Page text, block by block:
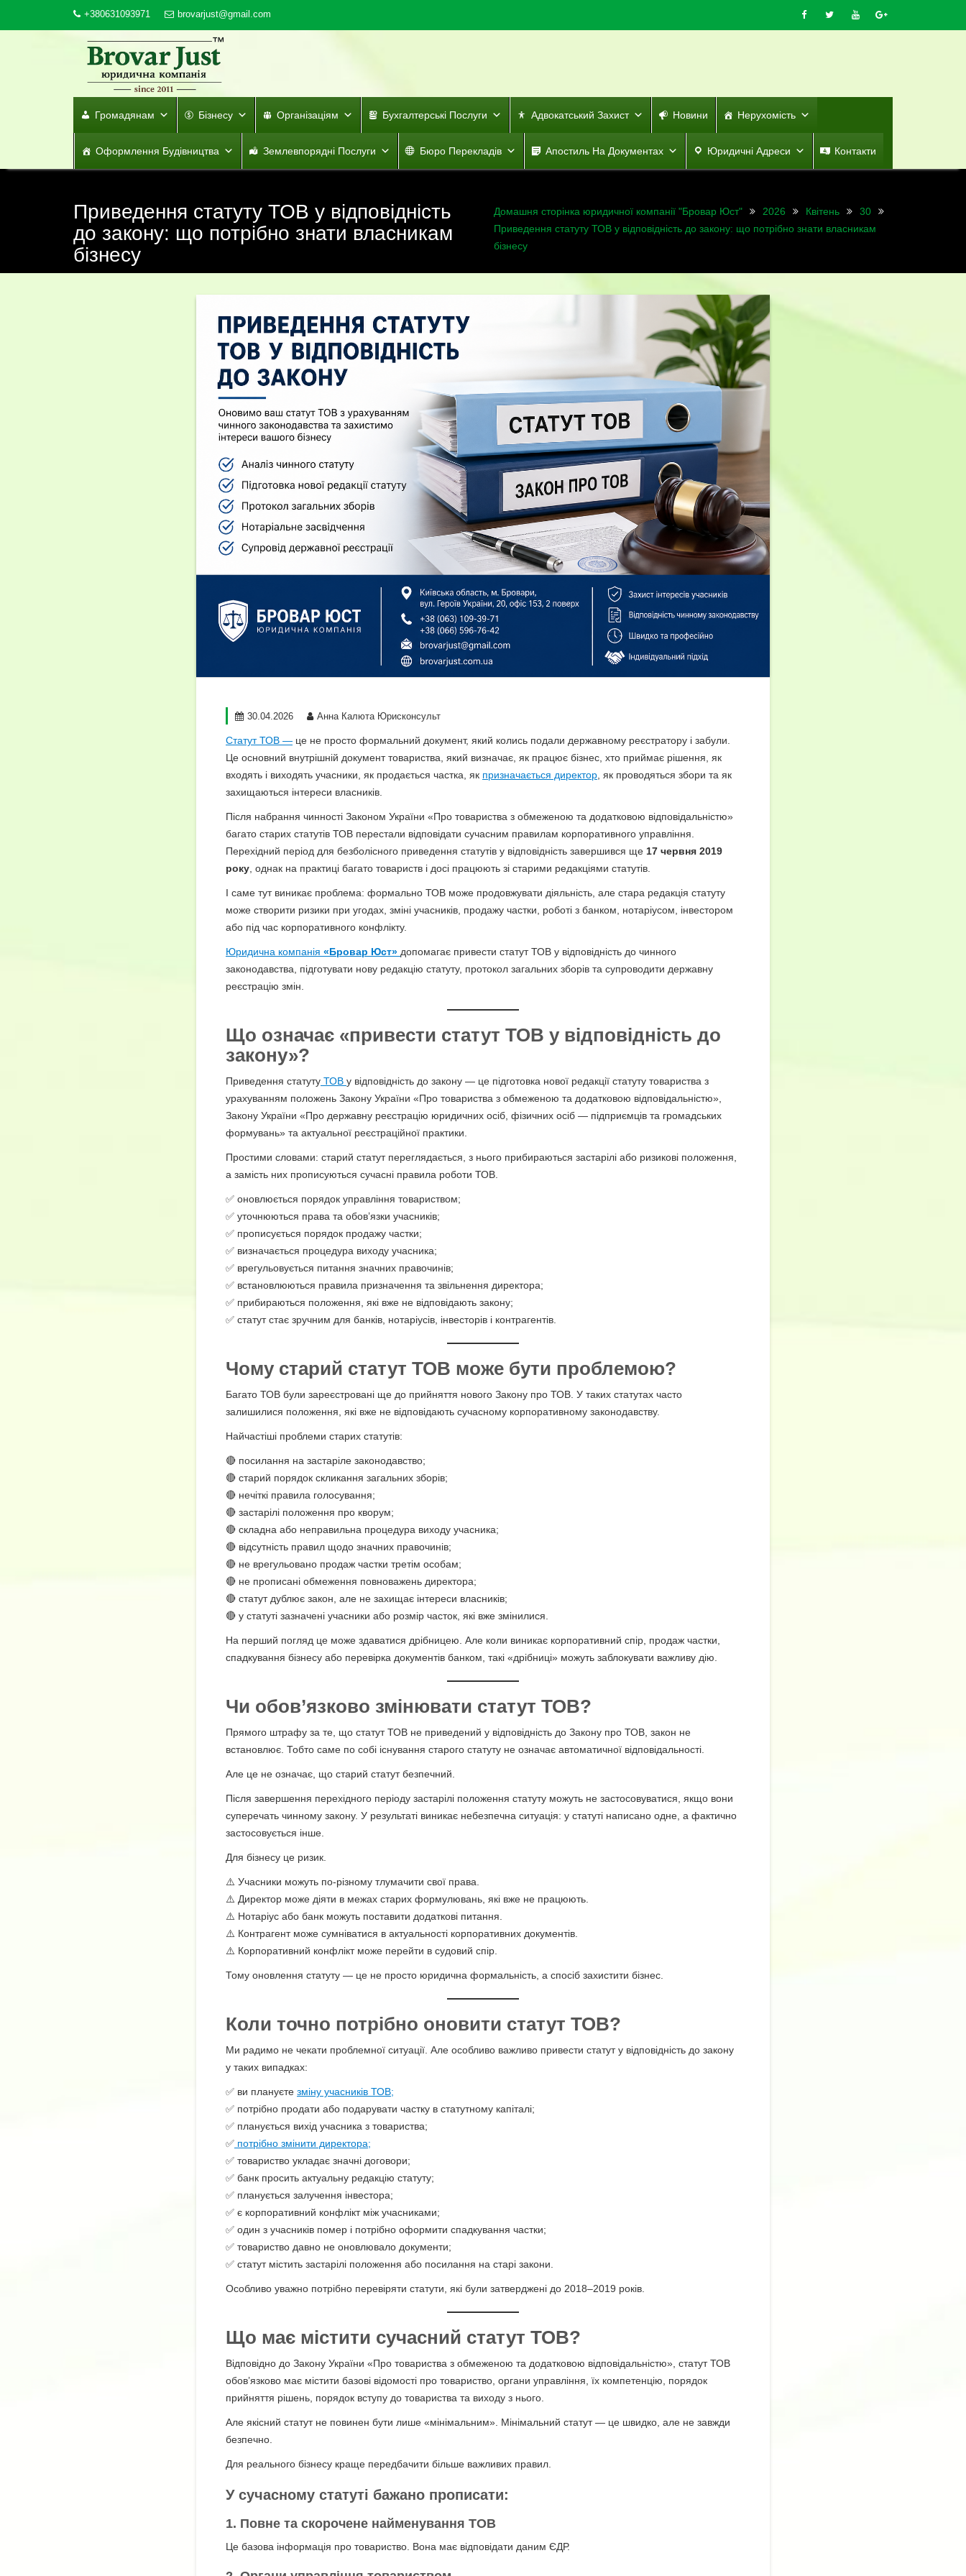
+380631093971 brovarjust@gmail.com
Громадянам Бізнесу Організаціям Бухгалтерські Послуги Адвокатський Захист Новини Нерухомість
Оформлення Будівництва Землевпорядні Послуги Бюро Перекладів Апостиль На Документах Юридичні Адреси Контакти
Приведення статуту ТОВ у відповідність
до закону: що потрібно знати власникам
бізнесу
Домашня сторінка юридичної компанії "Бровар Юст" 2026 Квітень
30
Приведення статуту ТОВ у відповідність до закону: що потрібно знати власникам
бізнесу
30.04.2026 Анна Калюта Юрисконсульт
Статут ТОВ — це не просто формальний документ, який колись подали державному реєстратору і забули.
Це основний внутрішній документ товариства, який визначає, як працює бізнес, хто приймає рішення, як
входять і виходять учасники, як продається частка, як призначається директор , як проводяться збори та як
захищаються інтереси власників.
Після набрання чинності Законом України «Про товариства з обмеженою та додатковою відповідальністю»
багато старих статутів ТОВ перестали відповідати сучасним правилам корпоративного управління.
Перехідний період для безболісного приведення статутів у відповідність завершився ще 17 червня 2019
року , однак на практиці багато товариств і досі працюють зі старими редакціями статутів.
І саме тут виникає проблема: формально ТОВ може продовжувати діяльність, але стара редакція статуту
може створити ризики при угодах, зміні учасників, продажу частки, роботі з банком, нотаріусом, інвестором
або під час корпоративного конфлікту.
Юридична компанія «Бровар Юст» допомагає привести статут ТОВ у відповідність до чинного
законодавства, підготувати нову редакцію статуту, протокол загальних зборів та супроводити державну
реєстрацію змін.
Що означає «привести статут ТОВ у відповідність до
закону»?
Приведення статуту ТОВ у відповідність до закону — це підготовка нової редакції статуту товариства з
урахуванням положень Закону України «Про товариства з обмеженою та додатковою відповідальністю»,
Закону України «Про державну реєстрацію юридичних осіб, фізичних осіб — підприємців та громадських
формувань» та актуальної реєстраційної практики.
Простими словами: старий статут переглядається, з нього прибираються застарілі або ризикові положення,
а замість них прописуються сучасні правила роботи ТОВ.
✅ оновлюється порядок управління товариством;
✅ уточнюються права та обов’язки учасників;
✅ прописується порядок продажу частки;
✅ визначається процедура виходу учасника;
✅ врегульовується питання значних правочинів;
✅ встановлюються правила призначення та звільнення директора;
✅ прибираються положення, які вже не відповідають закону;
✅ статут стає зручним для банків, нотаріусів, інвесторів і контрагентів.
Чому старий статут ТОВ може бути проблемою?
Багато ТОВ були зареєстровані ще до прийняття нового Закону про ТОВ. У таких статутах часто
залишилися положення, які вже не відповідають сучасному корпоративному законодавству.
Найчастіші проблеми старих статутів:
🔴 посилання на застаріле законодавство;
🔴 старий порядок скликання загальних зборів;
🔴 нечіткі правила голосування;
🔴 застарілі положення про кворум;
🔴 складна або неправильна процедура виходу учасника;
🔴 відсутність правил щодо значних правочинів;
🔴 не врегульовано продаж частки третім особам;
🔴 не прописані обмеження повноважень директора;
🔴 статут дублює закон, але не захищає інтереси власників;
🔴 у статуті зазначені учасники або розмір часток, які вже змінилися.
На перший погляд це може здаватися дрібницею. Але коли виникає корпоративний спір, продаж частки,
спадкування бізнесу або перевірка документів банком, такі «дрібниці» можуть заблокувати важливу дію.
Чи обов’язково змінювати статут ТОВ?
Прямого штрафу за те, що статут ТОВ не приведений у відповідність до Закону про ТОВ, закон не
встановлює. Тобто саме по собі існування старого статуту не означає автоматичної відповідальності.
Але це не означає, що старий статут безпечний.
Після завершення перехідного періоду застарілі положення статуту можуть не застосовуватися, якщо вони
суперечать чинному закону. У результаті виникає небезпечна ситуація: у статуті написано одне, а фактично
застосовується інше.
Для бізнесу це ризик.
⚠️ Учасники можуть по-різному тлумачити свої права.
⚠️ Директор може діяти в межах старих формулювань, які вже не працюють.
⚠️ Нотаріус або банк можуть поставити додаткові питання.
⚠️ Контрагент може сумніватися в актуальності корпоративних документів.
⚠️ Корпоративний конфлікт може перейти в судовий спір.
Тому оновлення статуту — це не просто юридична формальність, а спосіб захистити бізнес.
Коли точно потрібно оновити статут ТОВ?
Ми радимо не чекати проблемної ситуації. Але особливо важливо привести статут у відповідність до закону
у таких випадках:
✅ ви плануєте зміну учасників ТОВ;
✅ потрібно продати або подарувати частку в статутному капіталі;
✅ планується вихід учасника з товариства;
✅ потрібно змінити директора;
✅ товариство укладає значні договори;
✅ банк просить актуальну редакцію статуту;
✅ планується залучення інвестора;
✅ є корпоративний конфлікт між учасниками;
✅ один з учасників помер і потрібно оформити спадкування частки;
✅ товариство давно не оновлювало документи;
✅ статут містить застарілі положення або посилання на старі закони.
Особливо уважно потрібно перевіряти статути, які були затверджені до 2018–2019 років.
Що має містити сучасний статут ТОВ?
Відповідно до Закону України «Про товариства з обмеженою та додатковою відповідальністю», статут ТОВ
обов’язково має містити базові відомості про товариство, органи управління, їх компетенцію, порядок
прийняття рішень, порядок вступу до товариства та виходу з нього.
Але якісний статут не повинен бути лише «мінімальним». Мінімальний статут — це швидко, але не завжди
безпечно.
Для реального бізнесу краще передбачити більше важливих правил.
У сучасному статуті бажано прописати:
1. Повне та скорочене найменування ТОВ
Це базова інформація про товариство. Вона має відповідати даним ЄДР.